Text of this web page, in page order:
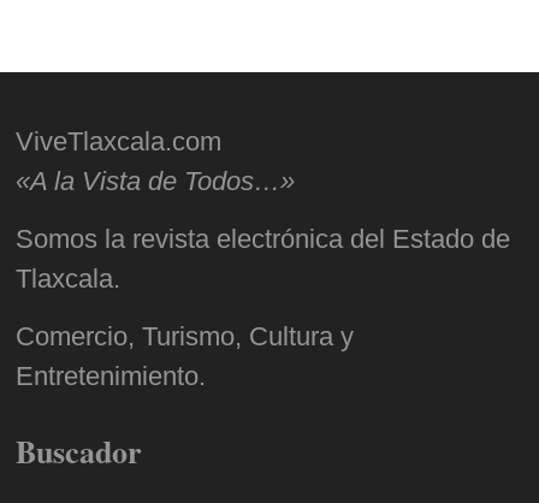
ViveTlaxcala.com
«A la Vista de Todos…»
Somos la revista electrónica del Estado de
Tlaxcala.
Comercio, Turismo, Cultura y
Entretenimiento.
Buscador